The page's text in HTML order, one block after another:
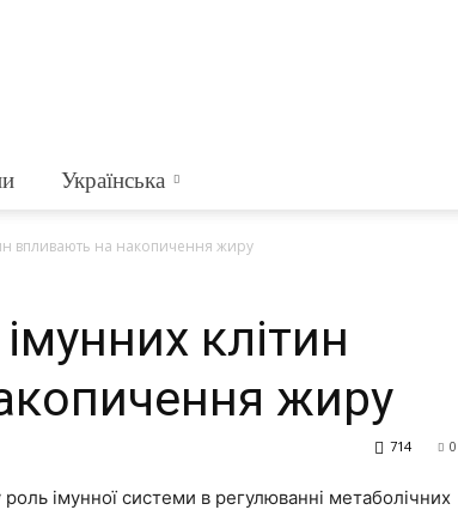
Українська
впливають на накопичення жиру
клітин
жиру
0
714
імунної системи в регулюванні метаболічних